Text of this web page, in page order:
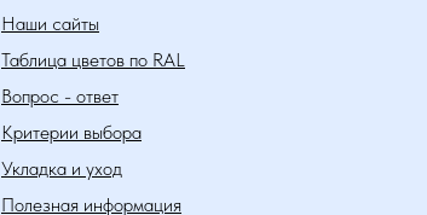
Наши сайты
Таблица цветов по RAL
Вопрос - ответ
Критерии выбора
Укладка и уход
Полезная информация